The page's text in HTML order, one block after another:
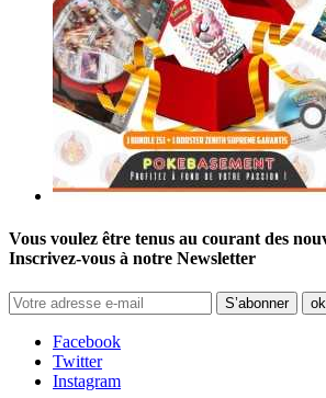
Vous voulez être tenus au courant des
Inscrivez-vous à notre Newsletter
Facebook
Twitter
Instagram